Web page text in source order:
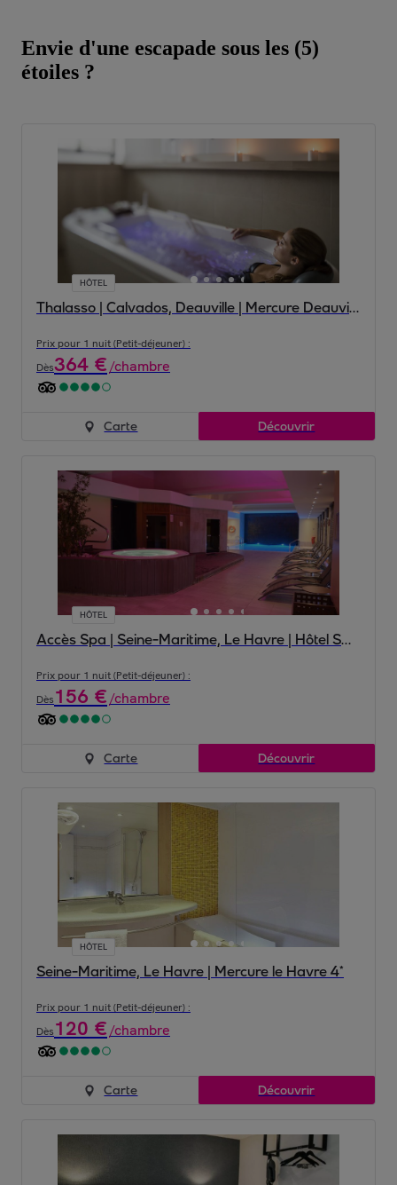
Envie d'une escapade sous les (5)
étoiles ?
HÔTEL
Thalasso | Calvados, Deauville | Mercure Deauville Centre 4*
Prix pour 1 nuit (Petit-déjeuner) :
Dès364 €/chambre
Carte Découvrir
HÔTEL
Accès Spa | Seine-Maritime, Le Havre | Hôtel Spa Le Pasino 4*
Prix pour 1 nuit (Petit-déjeuner) :
Dès156 €/chambre
Carte Découvrir
HÔTEL
Seine-Maritime, Le Havre | Mercure le Havre 4*
Prix pour 1 nuit (Petit-déjeuner) :
Dès120 €/chambre
Carte Découvrir